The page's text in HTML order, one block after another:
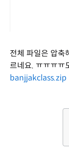
전체 파일은 압축
르네요. ㅠㅠㅠㅠ
banjjakclass.zip